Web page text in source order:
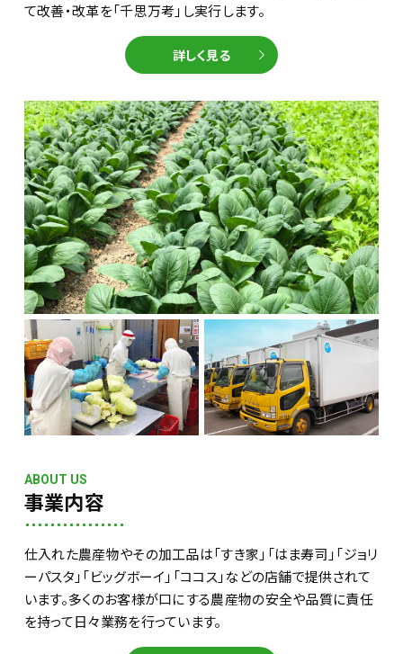
て改善・改革を「千思万考」し実行します。
詳しく見る
ABOUT US
事業内容
仕入れた農産物やその加工品は「すき家」「はま寿司」「ジョリ
ーパスタ」「ビッグボーイ」「ココス」などの店舗で提供されて
います。多くのお客様が口にする農産物の安全や品質に責任
を持って日々業務を行っています。